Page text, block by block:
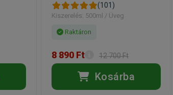
(101)
Kiszerelés: 500ml / Üveg
Raktáron
8 890 Ft 12 700 Ft
Kosárba